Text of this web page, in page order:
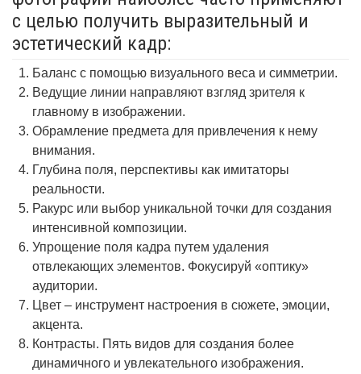
с целью получить выразительный и
эстетический кадр:
Баланс с помощью визуального веса и симметрии.
Ведущие линии направляют взгляд зрителя к
главному в изображении.
Обрамление предмета для привлечения к нему
внимания.
Глубина поля, перспективы как имитаторы
реальности.
Ракурс или выбор уникальной точки для создания
интенсивной композиции.
Упрощение поля кадра путем удаления
отвлекающих элементов. Фокусируй «оптику»
аудитории.
Цвет – инструмент настроения в сюжете, эмоции,
акцента.
Контрасты. Пять видов для создания более
динамичного и увлекательного изображения.